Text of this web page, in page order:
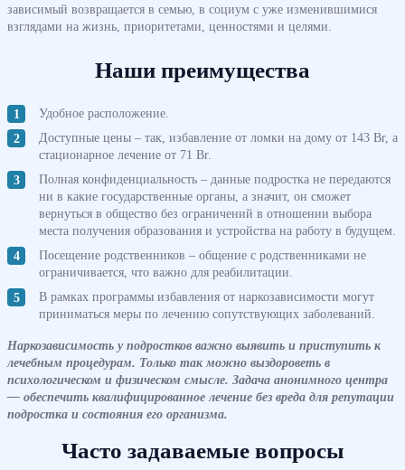
зависимый возвращается в семью, в социум с уже изменившимися
взглядами на жизнь, приоритетами, ценностями и целями.
Наши преимущества
Удобное расположение.
Доступные цены – так, избавление от ломки на дому от 143 Br, а
стационарное лечение от 71 Br.
Полная конфиденциальность – данные подростка не передаются
ни в какие государственные органы, а значит, он сможет
вернуться в общество без ограничений в отношении выбора
места получения образования и устройства на работу в будущем.
Посещение родственников – общение с родственниками не
ограничивается, что важно для реабилитации.
В рамках программы избавления от наркозависимости могут
приниматься меры по лечению сопутствующих заболеваний.
Наркозависимость у подростков важно выявить и приступить к
лечебным процедурам. Только так можно выздороветь в
психологическом и физическом смысле. Задача анонимного центра
— обеспечить квалифицированное лечение без вреда для репутации
подростка и состояния его организма.
Часто задаваемые вопросы